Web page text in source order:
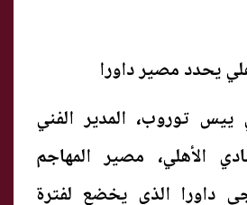
يحدد مصير داورا
ييس توروب، المدير الفني
الأهلي، مصير المهاجم
داورا الذي يخضع لفترة